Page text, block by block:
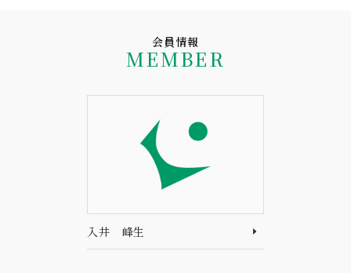
会員情報
MEMBER
入井 峰生